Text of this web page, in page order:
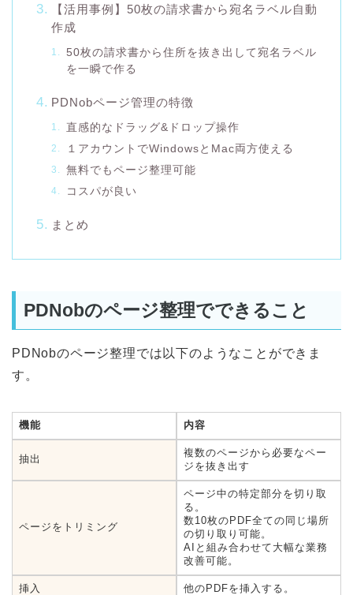
【活用事例】50枚の請求書から宛名ラベル自動
作成
50枚の請求書から住所を抜き出して宛名ラベル
を一瞬で作る
PDNobページ管理の特徴
直感的なドラッグ&ドロップ操作
１アカウントでWindowsとMac両方使える
無料でもページ整理可能
コスパが良い
まとめ
PDNobのページ整理でできること
PDNobのページ整理では以下のようなことができま
す。
機能 内容
抽出
複数のページから必要なペー
ジを抜き出す
ページをトリミング
ページ中の特定部分を切り取
る。
数10枚のPDF全ての同じ場所
の切り取り可能。
AIと組み合わせて大幅な業務
改善可能。
挿入 他のPDFを挿入する。